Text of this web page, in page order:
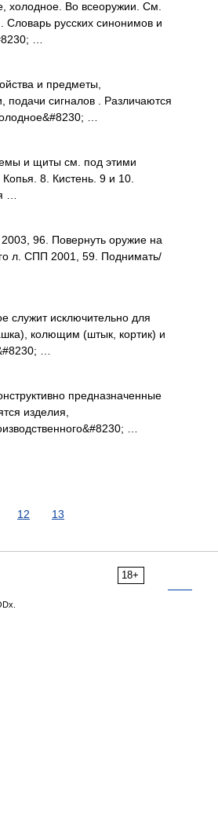
холодное. Во всеоружии. См.
Словарь русских синонимов и
…
и предметы,
подачи сигналов . Различаются
…
и щиты см. под этими
8. Кистень. 9 и 10.
…
96. Повернуть оружие на
л. СПП 2001, 59. Поднимать/
служит исключительно для
колющим (штык, кортик) и
…
предназначенные
изделия,
…
12 13
18+